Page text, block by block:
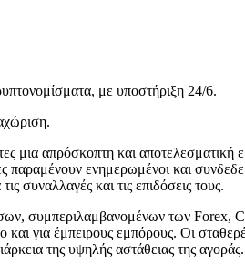
με υποστήριξη 24/6.
μια απρόσκοπτη και αποτελεσματική
παραμένουν ενημερωμένοι και
συναλλαγές και τις επιδόσεις τους.
συμπεριλαμβανομένων των Forex,
και για έμπειρους εμπόρους. Οι
της υψηλής αστάθειας της αγοράς.